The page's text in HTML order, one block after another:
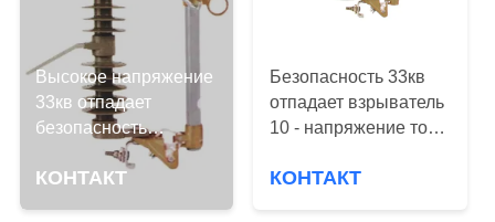
ПРОВЕРКА
КАЧЕСТВА
СВЯЖИТЕСЬ
Высокое напряжение
33кв отпадает
безопасность
размеров полимера
51.5×34×12
КОНТАКТ
Безопасность 33кв
отпадает взрыватель
10 - напряжение тока
расклассифицированное
КОНТАКТ